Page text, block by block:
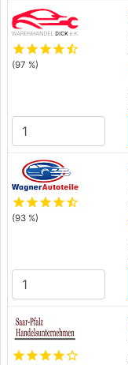
starstarstarstarstar_half
(97 %)
starstarstarstarstar_half
(93 %)
starstarstarstarstar_outline